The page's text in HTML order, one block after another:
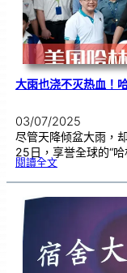
大雨也浇不灭热血！
03/07/2025
尽管天降倾盆大雨，
25日，享誉全球的“
閱讀全文:大
浇
灭
热
队
惊
喜
现
身
芙